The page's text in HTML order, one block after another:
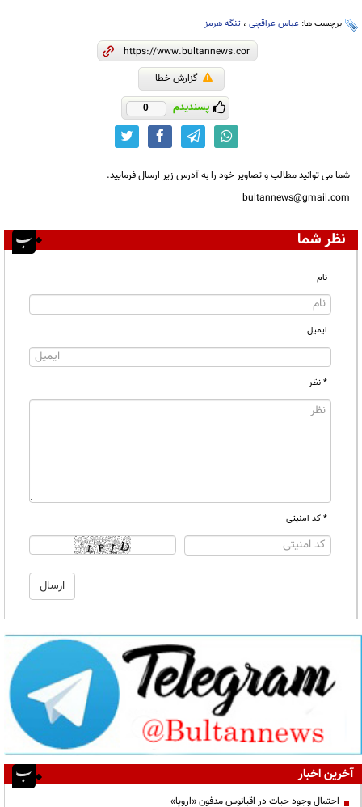
برچسب ها: عباس عراقچی ، تنگه هرمز
گزارش خطا
پسندیدم 0
شما می توانید مطالب و تصاویر خود را به آدرس زیر ارسال فرمایید.
bultannews@gmail.com
نظر شما
نام
ایمیل
* نظر
* کد امنیتی
آخرین اخبار
احتمال وجود حیات در اقیانوس مدفون «اروپا»